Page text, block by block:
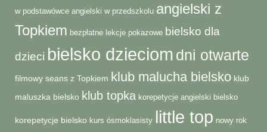
w podstawówce angielski w przedszkolu angielski z
Topkiem bezpłatne lekcje pokazowe bielsko dla
dzieci bielsko dzieciom dni otwarte
filmowy seans z Topkiem klub malucha bielsko klub
maluszka bielsko klub topka korepetycje angielski bielsko
korepetycje bielsko kurs ósmoklasisty little top nowy rok